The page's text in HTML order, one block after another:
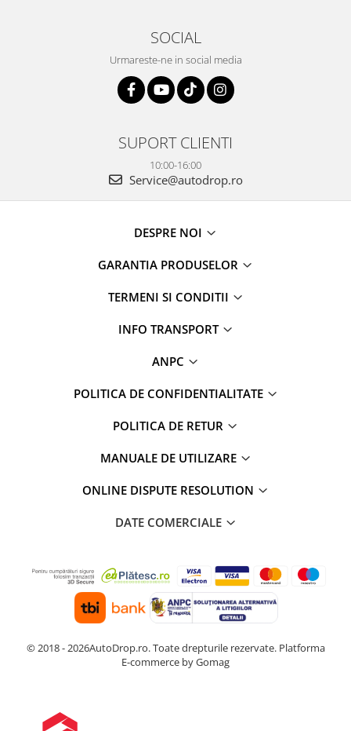
SOCIAL
Urmareste-ne in social media
SUPORT CLIENTI
10:00-16:00
Service@autodrop.ro
DESPRE NOI
GARANTIA PRODUSELOR
TERMENI SI CONDITII
INFO TRANSPORT
ANPC
POLITICA DE CONFIDENTIALITATE
POLITICA DE RETUR
MANUALE DE UTILIZARE
ONLINE DISPUTE RESOLUTION
DATE COMERCIALE
© 2018 - 2026AutoDrop.ro. Toate drepturile rezervate. Platforma
E-commerce by Gomag